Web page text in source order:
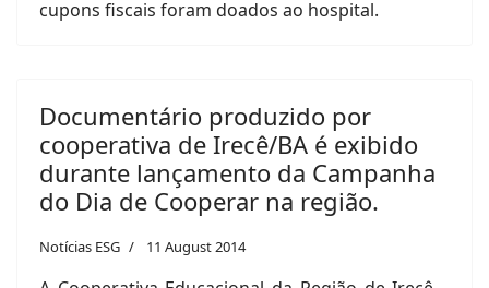
cupons fiscais foram doados ao hospital.
Documentário produzido por
cooperativa de Irecê/BA é exibido
durante lançamento da Campanha
do Dia de Cooperar na região.
Notícias ESG 11 August 2014